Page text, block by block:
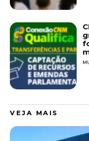
VEJA MAIS